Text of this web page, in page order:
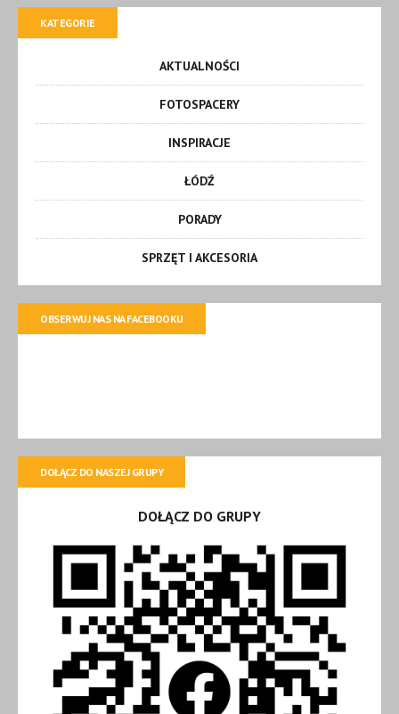
KATEGORIE
AKTUALNOŚCI
FOTOSPACERY
INSPIRACJE
ŁÓDŹ
PORADY
SPRZĘT I AKCESORIA
OBSERWUJ NAS NA FACEBOOKU
DOŁĄCZ DO NASZEJ GRUPY
DOŁĄCZ DO GRUPY